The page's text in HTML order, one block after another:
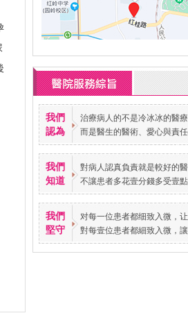
我們
認為
治療病人的不是冷冰冰的醫療
而是醫生的醫術、愛心與責任
我們
知道
對病人認真負責就是較好的
不讓患者多花壹分錢多受壹點
我們
堅守
对每一位患者都细致入微，
對每壹位患者都細致入微，